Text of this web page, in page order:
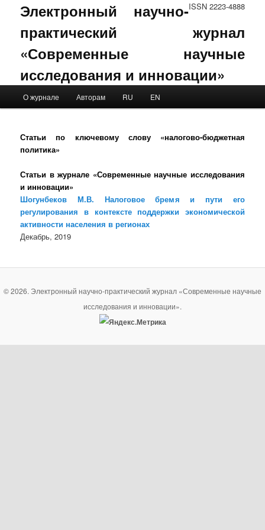
ISSN 2223-4888
Электронный научно-
практический журнал
«Современные научные
исследования и инновации»
Skip to primary content
Skip to secondary content
О журнале Авторам RU EN
Статьи по ключевому слову «налогово-бюджетная
политика»
Статьи в журнале «Современные научные исследования
и инновации»
Шогунбеков М.В. Налоговое бремя и пути его
регулирования в контексте поддержки экономической
активности населения в регионах
Декабрь, 2019
© 2026. Электронный научно-практический журнал «Современные научные
исследования и инновации».